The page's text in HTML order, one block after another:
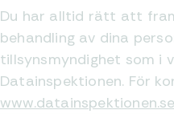
Du har alltid rätt att
behandling av dina
tillsynsmyndighet som i
Datainspektionen. För
www.datainspektionen.se